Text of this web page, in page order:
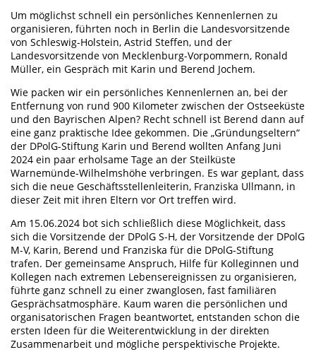
Um möglichst schnell ein persönliches Kennenlernen zu
organisieren, führten noch in Berlin die Landesvorsitzende
von Schleswig-Holstein, Astrid Steffen, und der
Landesvorsitzende von Mecklenburg-Vorpommern, Ronald
Müller, ein Gespräch mit Karin und Berend Jochem.
Wie packen wir ein persönliches Kennenlernen an, bei der
Entfernung von rund 900 Kilometer zwischen der Ostseeküste
und den Bayrischen Alpen? Recht schnell ist Berend dann auf
eine ganz praktische Idee gekommen. Die „Gründungseltern“
der DPolG-Stiftung Karin und Berend wollten Anfang Juni
2024 ein paar erholsame Tage an der Steilküste
Warnemünde-Wilhelmshöhe verbringen. Es war geplant, dass
sich die neue Geschäftsstellenleiterin, Franziska Ullmann, in
dieser Zeit mit ihren Eltern vor Ort treffen wird.
Am 15.06.2024 bot sich schließlich diese Möglichkeit, dass
sich die Vorsitzende der DPolG S-H, der Vorsitzende der DPolG
M-V, Karin, Berend und Franziska für die DPolG-Stiftung
trafen. Der gemeinsame Anspruch, Hilfe für Kolleginnen und
Kollegen nach extremen Lebensereignissen zu organisieren,
führte ganz schnell zu einer zwanglosen, fast familiären
Gesprächsatmosphäre. Kaum waren die persönlichen und
organisatorischen Fragen beantwortet, entstanden schon die
ersten Ideen für die Weiterentwicklung in der direkten
Zusammenarbeit und mögliche perspektivische Projekte.